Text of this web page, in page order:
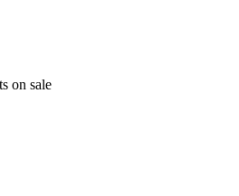
on sale